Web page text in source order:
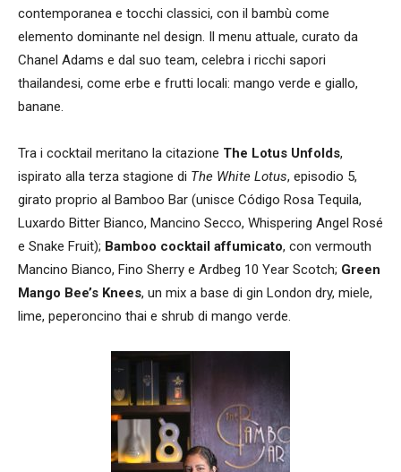
contemporanea e tocchi classici, con il bambù come
elemento dominante nel design. Il menu attuale, curato da
Chanel Adams e dal suo team, celebra i ricchi sapori
thailandesi, come erbe e frutti locali: mango verde e giallo,
banane.
Tra i cocktail meritano la citazione The Lotus Unfolds,
ispirato alla terza stagione di The White Lotus, episodio 5,
girato proprio al Bamboo Bar (unisce Código Rosa Tequila,
Luxardo Bitter Bianco, Mancino Secco, Whispering Angel Rosé
e Snake Fruit); Bamboo cocktail affumicato, con vermouth
Mancino Bianco, Fino Sherry e Ardbeg 10 Year Scotch; Green
Mango Bee’s Knees, un mix a base di gin London dry, miele,
lime, peperoncino thai e shrub di mango verde.